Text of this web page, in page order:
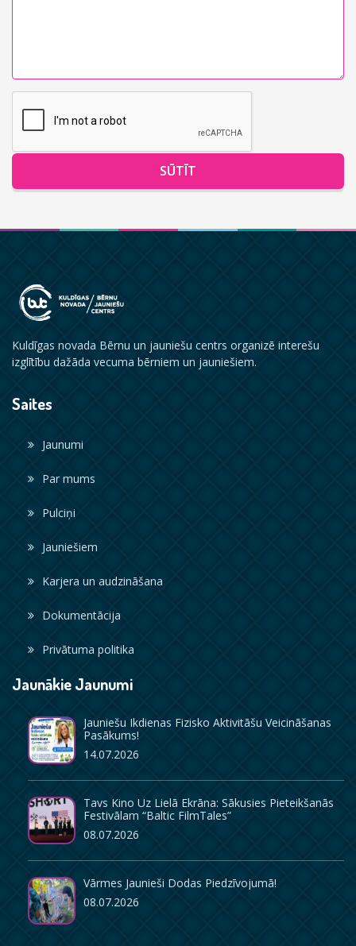
Kuldīgas novada Bērnu un jauniešu centrs organizē interešu
izglītību dažāda vecuma bērniem un jauniešiem.
Saites
Jaunumi
Par mums
Pulciņi
Jauniešiem
Karjera un audzināšana
Dokumentācija
Privātuma politika
Jaunākie Jaunumi
Jauniešu Ikdienas Fizisko Aktivitāšu Veicināšanas
Pasākums!
14.07.2026
Tavs Kino Uz Lielā Ekrāna: Sākusies Pieteikšanās
Festivālam “Baltic FilmTales”
08.07.2026
Vārmes Jaunieši Dodas Piedzīvojumā!
08.07.2026